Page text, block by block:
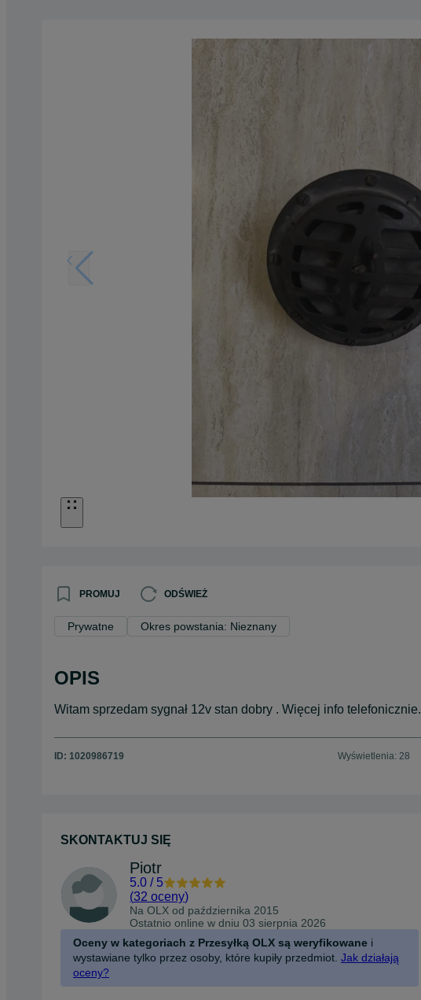
PROMUJ ODŚWIEŻ
Prywatne Okres powstania: Nieznany
OPIS
Witam sprzedam sygnał 12v stan dobry . Więcej info telefonicznie.
ID: 1020986719 Wyświetlenia: 28
SKONTAKTUJ SIĘ
Piotr
5.0 / 5
(32 oceny)
Na OLX od października 2015
Ostatnio online w dniu 03 sierpnia 2026
Oceny w kategoriach z Przesyłką OLX są weryfikowane i
wystawiane tylko przez osoby, które kupiły przedmiot. Jak działają
oceny?